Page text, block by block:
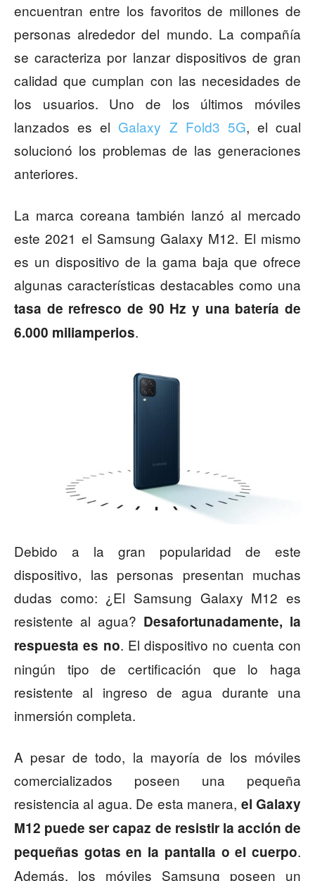
encuentran entre los favoritos de millones de
personas alrededor del mundo. La compañía
se caracteriza por lanzar dispositivos de gran
calidad que cumplan con las necesidades de
los usuarios. Uno de los últimos móviles
lanzados es el Galaxy Z Fold3 5G, el cual
solucionó los problemas de las generaciones
anteriores.
La marca coreana también lanzó al mercado
este 2021 el Samsung Galaxy M12. El mismo
es un dispositivo de la gama baja que ofrece
algunas características destacables como una
tasa de refresco de 90 Hz y una batería de
6.000 miliamperios.
Debido a la gran popularidad de este
dispositivo, las personas presentan muchas
dudas como: ¿El Samsung Galaxy M12 es
resistente al agua? Desafortunadamente, la
respuesta es no. El dispositivo no cuenta con
ningún tipo de certificación que lo haga
resistente al ingreso de agua durante una
inmersión completa.
A pesar de todo, la mayoría de los móviles
comercializados poseen una pequeña
resistencia al agua. De esta manera, el Galaxy
M12 puede ser capaz de resistir la acción de
pequeñas gotas en la pantalla o el cuerpo.
Además, los móviles Samsung poseen un